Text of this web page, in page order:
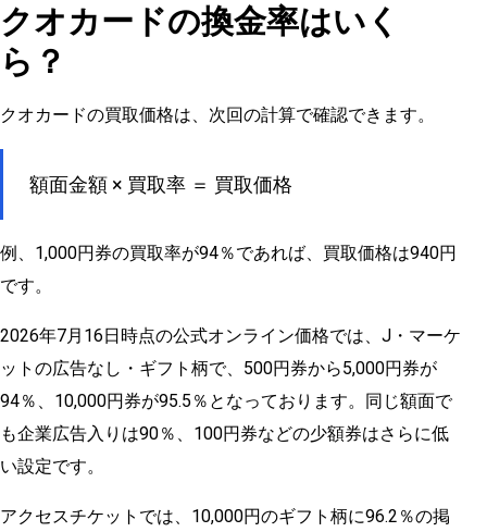
クオカードの換金率はいく
ら？
クオカードの買取価格は、次回の計算で確認できます。
額面金額 × 買取率 ＝ 買取価格
例、1,000円券の買取率が94％であれば、買取価格は940円
です。
2026年7月16日時点の公式オンライン価格では、J・マーケ
ットの広告なし・ギフト柄で、500円券から5,000円券が
94％、10,000円券が95.5％となっております。同じ額面で
も企業広告入りは90％、100円券などの少額券はさらに低
い設定です。
アクセスチケットでは、10,000円のギフト柄に96.2％の掲